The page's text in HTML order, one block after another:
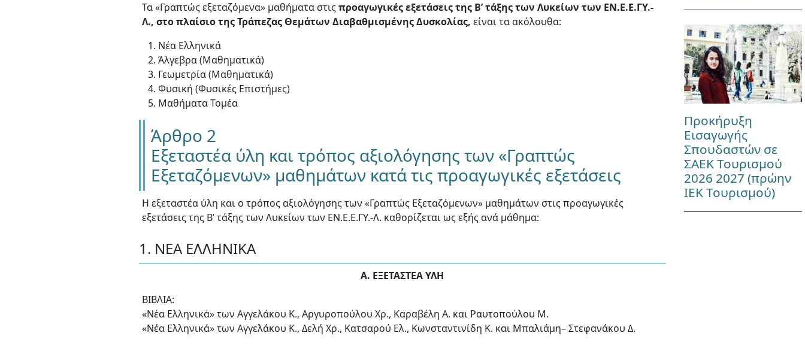
Τα «Γραπτώς εξεταζόμενα» μαθήματα στιςπροαγωγικές εξετάσεις της Β’ τάξης των Λυκείων των ΕΝ.Ε.Ε.ΓΥ.-
Λ., στο πλαίσιο της Τράπεζας Θεμάτων Διαβαθμισμένης Δυσκολίας, είναι τα ακόλουθα:
Νέα Ελληνικά
Άλγεβρα (Μαθηματικά)
Γεωμετρία (Μαθηματικά)
Φυσική (Φυσικές Επιστήμες)
Μαθήματα Τομέα
Άρθρο 2
Εξεταστέα ύλη και τρόπος αξιολόγησης των «Γραπτώς
Εξεταζόμενων» μαθημάτων κατά τις προαγωγικές εξετάσεις
Η εξεταστέα ύλη και ο τρόπος αξιολόγησης των «Γραπτώς Εξεταζόμενων» μαθημάτων στις προαγωγικές
εξετάσεις της Β’ τάξης των Λυκείων των ΕΝ.Ε.Ε.ΓΥ.-Λ. καθορίζεται ως εξής ανά μάθημα:
1. ΝΕΑ ΕΛΛΗΝΙΚΑ
Α. ΕΞΕΤΑΣΤΕΑ ΥΛΗ
ΒΙΒΛΙΑ:
«Νέα Ελληνικά» των Αγγελάκου Κ., Αργυροπούλου Χρ., Καραβέλη Α. και Ραυτοπούλου Μ.
«Νέα Ελληνικά» των Αγγελάκου Κ., Δελή Χρ., Κατσαρού Ελ., Κωνσταντινίδη Κ. και Μπαλιάμη– Στεφανάκου Δ.
Προκήρυξη
Εισαγωγής
Σπουδαστών σε
ΣΑΕΚ Τουρισμού
2026 2027 (πρώην
ΙΕΚ Τουρισμού)